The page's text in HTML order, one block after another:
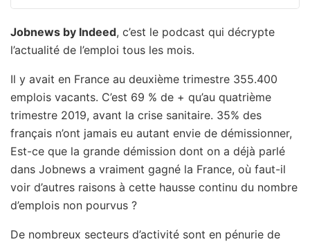
Jobnews by Indeed, c’est le podcast qui décrypte
l’actualité de l’emploi tous les mois.
Il y avait en France au deuxième trimestre 355.400
emplois vacants. C’est 69 % de + qu’au quatrième
trimestre 2019, avant la crise sanitaire. 35% des
français n’ont jamais eu autant envie de démissionner,
Est-ce que la grande démission dont on a déjà parlé
dans Jobnews a vraiment gagné la France, où faut-il
voir d’autres raisons à cette hausse continu du nombre
d’emplois non pourvus ?
De nombreux secteurs d’activité sont en pénurie de